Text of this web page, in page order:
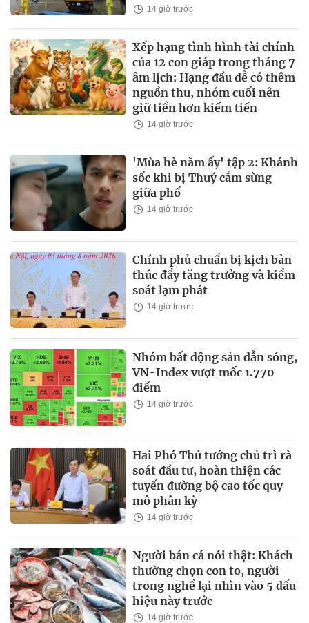
14 giờ trước
Xếp hạng tình hình tài chính
của 12 con giáp trong tháng 7
âm lịch: Hạng đầu dễ có thêm
nguồn thu, nhóm cuối nên
giữ tiền hơn kiếm tiền
14 giờ trước
'Mùa hè năm ấy' tập 2: Khánh
sốc khi bị Thuý cắm sừng
giữa phố
14 giờ trước
Chính phủ chuẩn bị kịch bản
thúc đẩy tăng trưởng và kiểm
soát lạm phát
14 giờ trước
Nhóm bất động sản dẫn sóng,
VN-Index vượt mốc 1.770
điểm
14 giờ trước
Hai Phó Thủ tướng chủ trì rà
soát đầu tư, hoàn thiện các
tuyến đường bộ cao tốc quy
mô phân kỳ
14 giờ trước
Người bán cá nói thật: Khách
thường chọn con to, người
trong nghề lại nhìn vào 5 dấu
hiệu này trước
14 giờ trước